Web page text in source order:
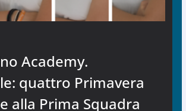
Academy.
quattro Primavera
alla Prima Squadra